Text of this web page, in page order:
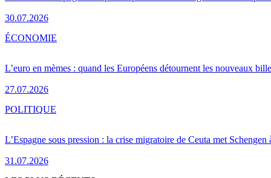
30.07.2026
L’euro en mèmes : quand les Européens détournent les nouveaux
27.07.2026
ÉCONOMIE
L’Espagne sous pression : la crise migratoire de Ceuta met Schengen
31.07.2026
POLITIQUE